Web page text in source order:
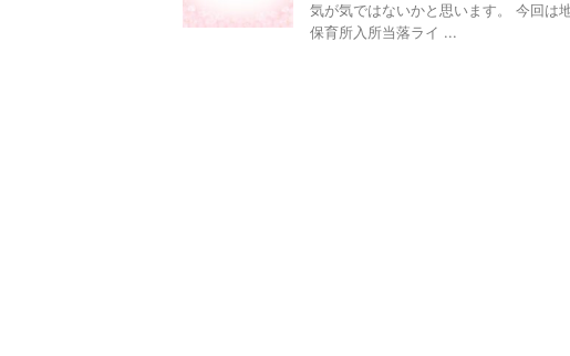
気が気ではないかと思います。 今回は
保育所入所当落ライ ...